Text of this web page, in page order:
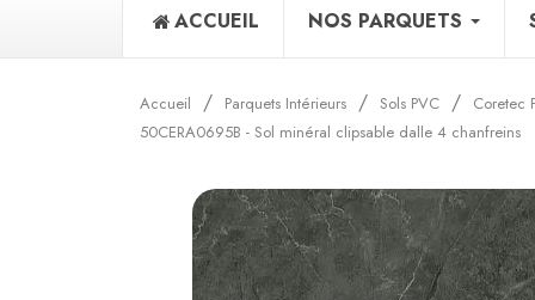
ACCUEIL NOS PARQUETS
Accueil Parquets Intérieurs Sols PVC
Coretec
50CERA0695B - Sol minéral clipsable dalle 4 chanfreins